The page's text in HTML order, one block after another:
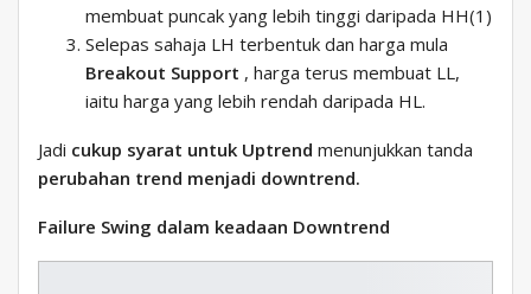
membuat puncak yang lebih tinggi daripada HH(1)
Selepas sahaja LH terbentuk dan harga mula
Breakout Support , harga terus membuat LL,
iaitu harga yang lebih rendah daripada HL.
Jadi cukup syarat untuk Uptrend menunjukkan tanda
perubahan trend menjadi downtrend.
Failure Swing dalam keadaan Downtrend